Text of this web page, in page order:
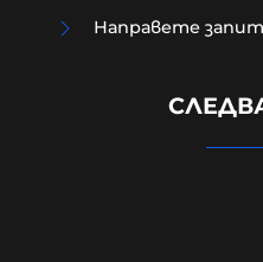
около 300 души
Направете